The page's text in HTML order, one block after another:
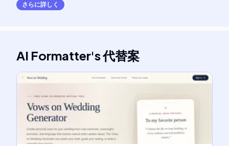
さらに詳しく
AI Formatter's代替案